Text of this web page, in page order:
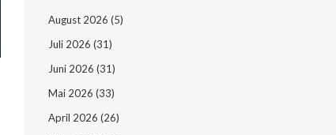
August 2026 (5)
Juli 2026 (31)
Juni 2026 (31)
Mai 2026 (33)
April 2026 (26)